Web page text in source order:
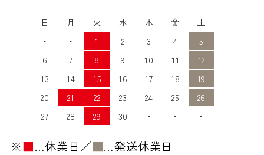
日 月 火 水 木 金
土
・
・ 1 2 3 4
5
6
7 8 9 10 11
12
13
14 15 16 17 18
19
20
21 22 23 24 25
26
27
28 29 30 ・ ・ ・
※■…休業日／■…発送休業日